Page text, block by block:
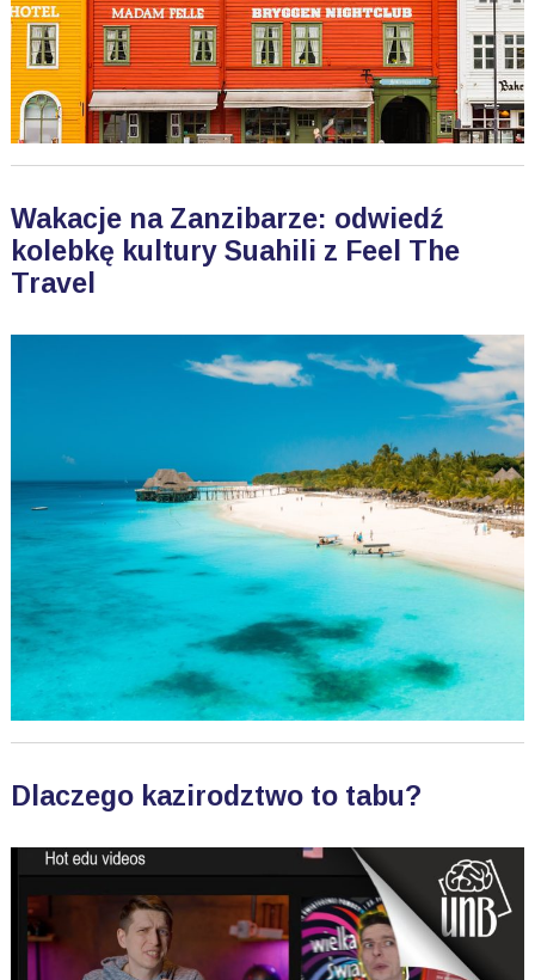
Wakacje na Zanzibarze: odwiedź
kolebkę kultury Suahili z Feel The
Travel
Dlaczego kazirodztwo to tabu?